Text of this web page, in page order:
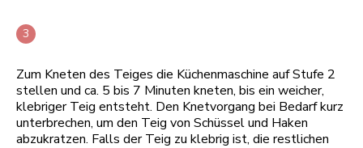
Zum Kneten des Teiges die Küchenmaschine auf Stufe 2
stellen und ca. 5 bis 7 Minuten kneten, bis ein weicher,
klebriger Teig entsteht. Den Knetvorgang bei Bedarf kurz
unterbrechen, um den Teig von Schüssel und Haken
abzukratzen. Falls der Teig zu klebrig ist, die restlichen